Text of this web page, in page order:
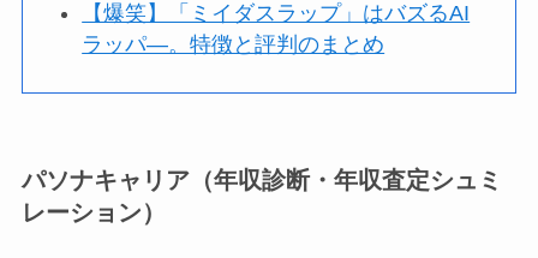
【爆笑】「ミイダスラップ」はバズるAI
ラッパ―。特徴と評判のまとめ
パソナキャリア（年収診断・年収査定シュミ
レーション）